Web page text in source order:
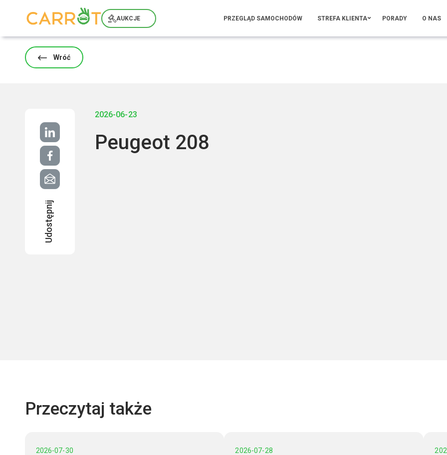
AUKCJE PRZEGLĄD SAMOCHODÓW STREFA KLIENTA PORADY O NAS
Wróć
2026-06-23
Peugeot 208
Przeczytaj także
2026-07-30 2026-07-28